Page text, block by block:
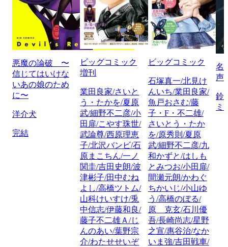
悪魔の論破 〜
信じてはいけな
いあの娘のため
に〜
洋介犬
完結
ビッグコミック
増刊
業田良家/さいと
う・たかを/夏原
武/細野不二彦/小
田扉/こやす珠世/
武論尊/西原理恵
子/北沢バンビ/石
原まこちん/一ノ
関圭/吉田史朗/波
津彬子/田中むね
よし/高橋ツトム/
山科けいすけ/兎
中信志/伊藤和良/
藤子不二雄Ａ/じ
んのあい/葉野宗
介/わたせせいぞ
ビッグコミック
石塚真一/北見け
んいち/業田良家/
魚戸おさむ/藤
子・F・不二雄/
さいとう・たか
を/原秀則/夏原
武/細野不二彦/九
和かずと/はしも
とみつお/小田扉/
間瀬元朗/かわぐ
ちかいじ/小山ゆ
う/高橋のぼる/
原 克玄/石川優
吾/長崎尚志/星野
之宣/惠谷治/なか
いま強/吉田戦車/
名
声
鈴
ミ